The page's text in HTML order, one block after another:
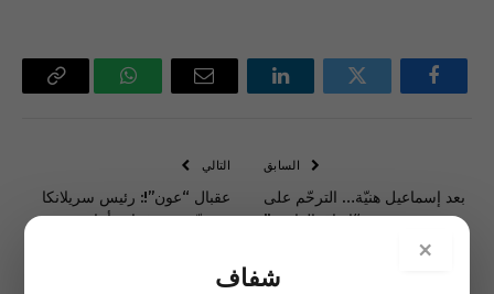
فيسبوك تويتر لينكدإن
البريد
واتساب Copy
السابق
بعد إسماعيل هنيّة… الترحّم على
“اتفاق القاهرة”
التالي
عقبال “عون”!: رئيس سريلانكا
سيتنحّى بعد فراره أمام
×
شفاف